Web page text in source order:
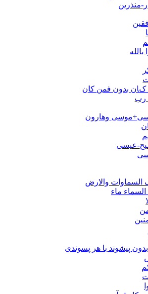
منذرین
بالله
بدون فمن کان
رب
وهارون
عیسی
السماوات والارض
ماء
بدون پیشوند با هر پسوندی